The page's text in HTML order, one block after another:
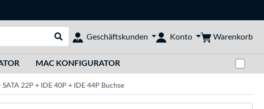
Suche durchführen
Geschäftskunden Konto Warenkorb
MAC KONFIGURATOR
22P + IDE 40P + IDE 44P Buchse